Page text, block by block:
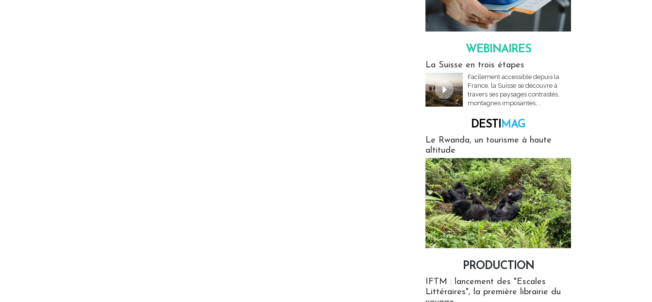
WEBINAIRES
La Suisse en trois étapes
Facilement accessible depuis la
France, la Suisse se découvre à
travers ses paysages contrastés,
montagnes imposantes,...
DESTIMAG
Le Rwanda, un tourisme à haute
altitude
PRODUCTION
IFTM : lancement des "Escales
Littéraires", la première librairie du